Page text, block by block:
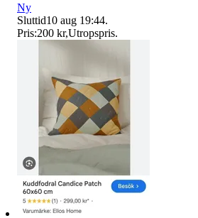
Ny
Sluttid10 aug 19:44.
Pris:200 kr,Utropspris.